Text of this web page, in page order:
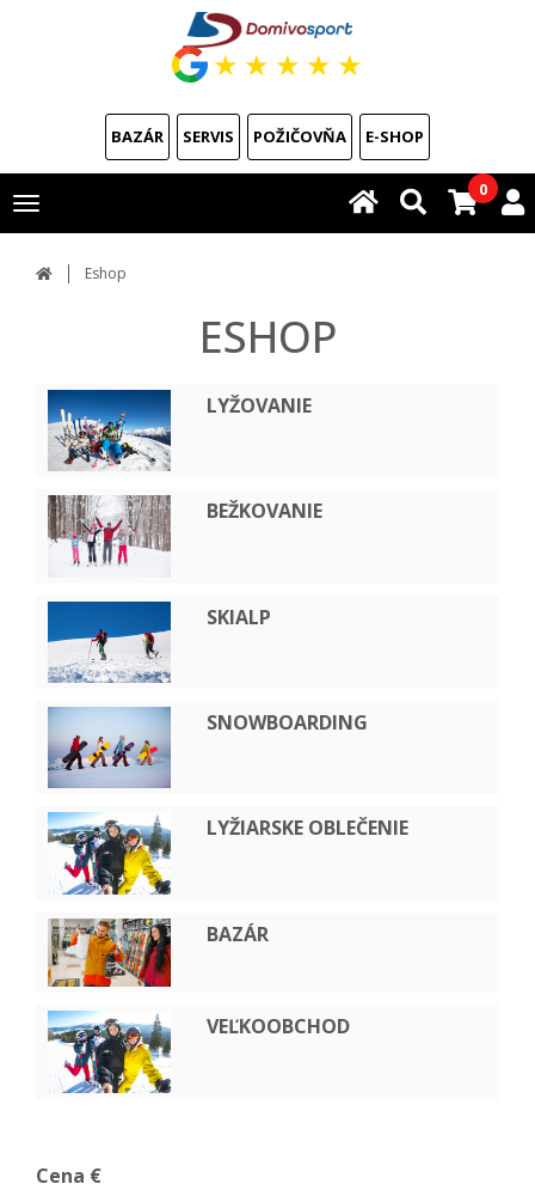
★ ★ ★ ★ ★
BAZÁR SERVIS POŽIČOVŇA E-SHOP
Toggle
navigation
0
Eshop
ESHOP
LYŽOVANIE
BEŽKOVANIE
SKIALP
SNOWBOARDING
LYŽIARSKE OBLEČENIE
BAZÁR
VEĽKOOBCHOD
Cena €